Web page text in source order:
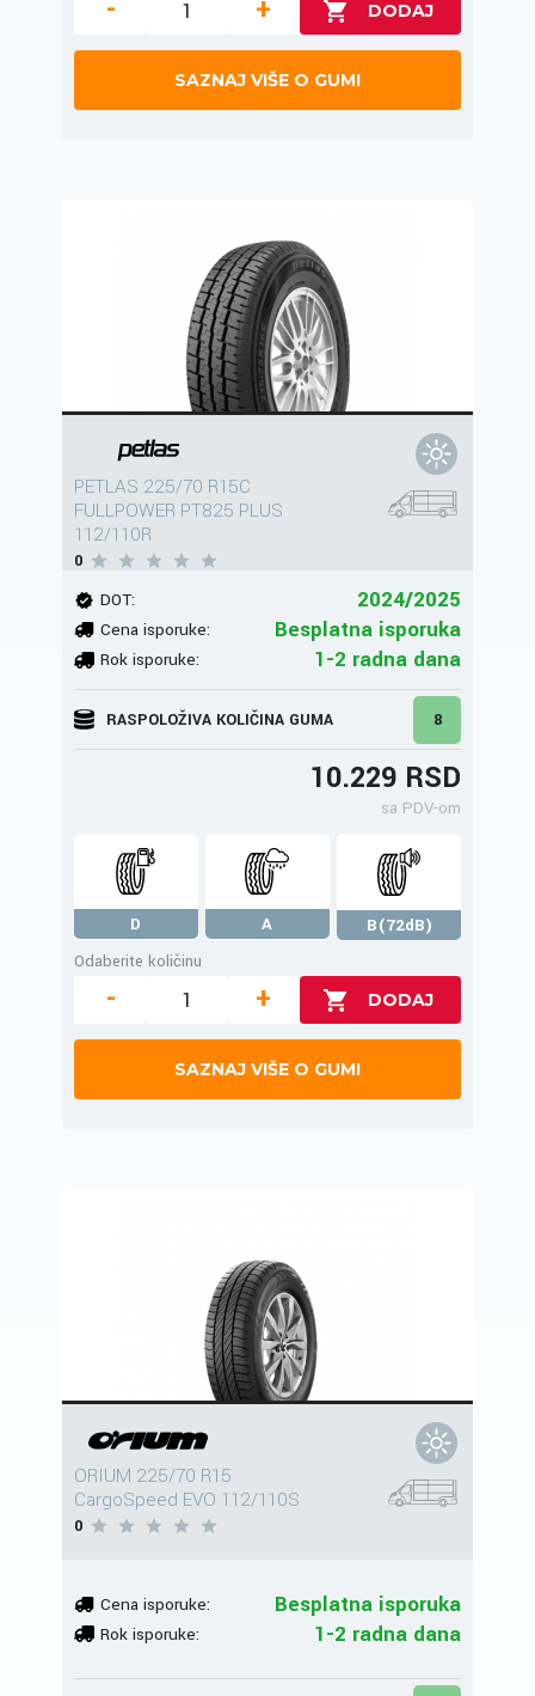
- +
SAZNAJ VIŠE O GUMI
PETLAS 225/70 R15C
FULLPOWER PT825 PLUS
112/110R
0
DOT: 2024/2025
Cena isporuke: Besplatna isporuka
Rok isporuke: 1-2 radna dana
RASPOLOŽIVA KOLIČINA GUMA 8
10.229 RSD
sa PDV-om
D A
B(72dB)
Odaberite količinu
- +
SAZNAJ VIŠE O GUMI
ORIUM 225/70 R15
CargoSpeed EVO 112/110S
0
Cena isporuke: Besplatna isporuka
Rok isporuke: 1-2 radna dana